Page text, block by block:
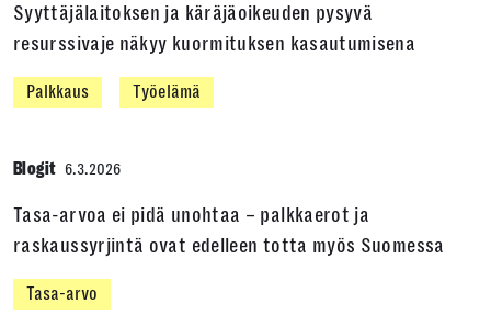
Syyttäjälaitoksen ja käräjäoikeuden pysyvä
resurssivaje näkyy kuormituksen kasautumisena
Palkkaus Työelämä
Blogit 6.3.2026
Tasa-arvoa ei pidä unohtaa – palkkaerot ja
raskaussyrjintä ovat edelleen totta myös Suomessa
Tasa-arvo